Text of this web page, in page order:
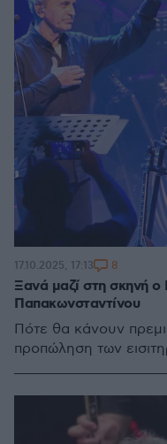
Ξανά μαζί στη σκηνή
Παπακωνσταντίνου
Πότε θα κάνουν
προπώληση των
17.10.2025, 17:13 8